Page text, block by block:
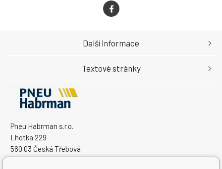
Pneu Habrman s.r.o.
Lhotka 229
560 03 Česká Třebová
Česká Republika
Další informace
Textové stránky